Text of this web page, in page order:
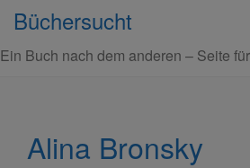
Büchersucht
Ein Buch nach dem anderen – Seite
Alina Bronsky